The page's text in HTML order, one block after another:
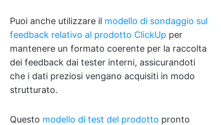
Puoi anche utilizzare il modello di sondaggio sul
feedback relativo al prodotto ClickUp per
mantenere un formato coerente per la raccolta
dei feedback dai tester interni, assicurandoti
che i dati preziosi vengano acquisiti in modo
strutturato.
Questo modello di test del prodotto pronto